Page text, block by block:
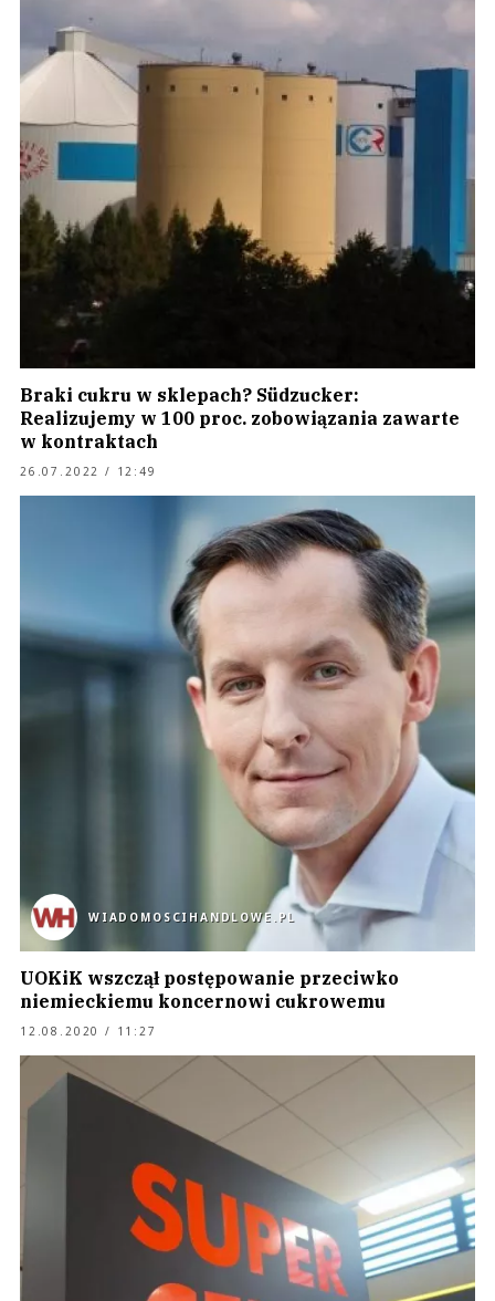
Braki cukru w sklepach? Südzucker:
Realizujemy w 100 proc. zobowiązania zawarte
w kontraktach
26.07.2022 / 12:49
WIADOMOSCIHANDLOWE.PL
UOKiK wszczął postępowanie przeciwko
niemieckiemu koncernowi cukrowemu
12.08.2020 / 11:27